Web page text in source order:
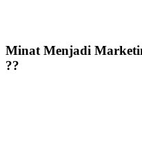
Minat Menjadi
??